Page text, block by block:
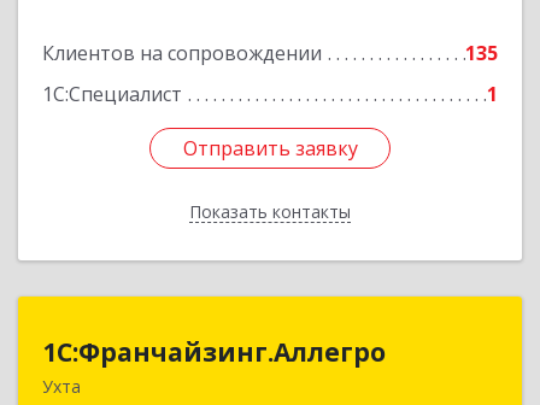
Клиентов на сопровождении
135
1С:Специалист
1
Отправить заявку
Показать контакты
Отправить заявку
Назад
1С:Франчайзинг.Аллегро
Ухта
1С:Франчайзинг.Аллегро
169304, Коми Респ, Ухта г, Чернова ул, дом №